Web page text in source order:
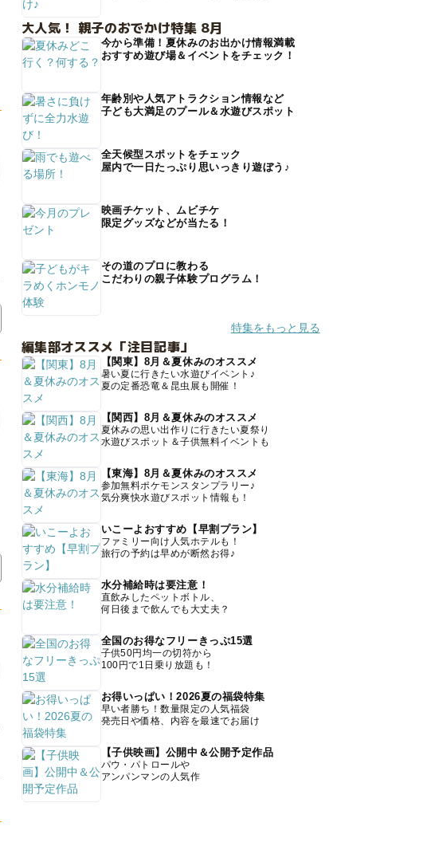
大人気！ 親子のおでかけ特集 8月
今から準備！夏休みのお出かけ情報満載
おすすめ遊び場＆イベントをチェック！
年齢別や人気アトラクション情報など
子ども大満足のプール＆水遊びスポット
全天候型スポットをチェック
屋内で一日たっぷり思いっきり遊ぼう♪
映画チケット、ムビチケ
限定グッズなどが当たる！
その道のプロに教わる
こだわりの親子体験プログラム！
特集をもっと見る
編集部オススメ「注目記事」
【関東】8月＆夏休みのオススメ
暑い夏に行きたい水遊びイベント♪
夏の定番恐竜＆昆虫展も開催！
【関西】8月＆夏休みのオススメ
夏休みの思い出作りに行きたい夏祭り
水遊びスポット＆子供無料イベントも
【東海】8月＆夏休みのオススメ
参加無料ポケモンスタンプラリー♪
気分爽快水遊びスポット情報も！
いこーよおすすめ【早割プラン】
ファミリー向け人気ホテルも！
旅行の予約は早めが断然お得♪
水分補給時は要注意！
直飲みしたペットボトル、
何日後まで飲んでも大丈夫？
全国のお得なフリーきっぷ15選
子供50円均一の切符から
100円で1日乗り放題も！
お得いっぱい！2026夏の福袋特集
早い者勝ち！数量限定の人気福袋
発売日や価格、内容を最速でお届け
【子供映画】公開中＆公開予定作品
パウ・パトロールや
アンパンマンの人気作